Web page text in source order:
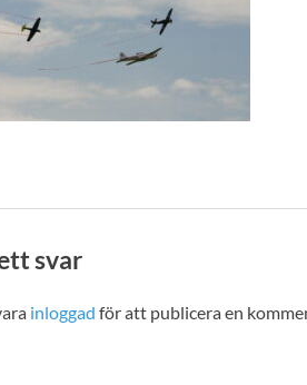
svar
inloggad för att publicera en